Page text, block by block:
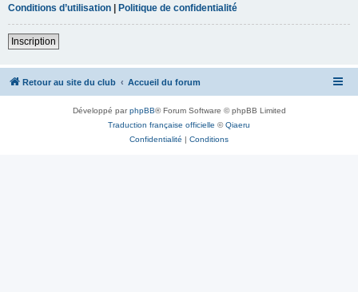
Conditions d’utilisation | Politique de confidentialité
Inscription
Retour au site du club Accueil du forum
Développé parphpBB® Forum Software © phpBB Limited
Traduction française officielle ©Qiaeru
Confidentialité | Conditions